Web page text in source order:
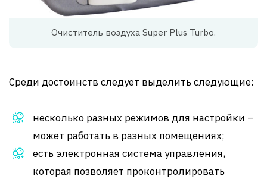
Очиститель воздуха Super Plus Turbo.
Среди достоинств следует выделить следующие:
несколько разных режимов для настройки –
может работать в разных помещениях;
есть электронная система управления,
которая позволяет проконтролировать